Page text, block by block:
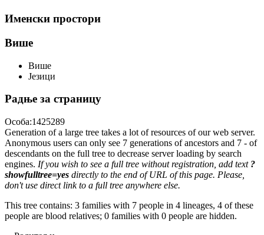
Именски простори
Више
Више
Језици
Радње за страницу
Особа:1425289
Generation of a large tree takes a lot of resources of our web server.
Anonymous users can only see 7 generations of ancestors and 7 - of
descendants on the full tree to decrease server loading by search
engines. If you wish to see a full tree without registration, add text ?
showfulltree=yes directly to the end of URL of this page. Please,
don't use direct link to a full tree anywhere else.
This tree contains: 3 families with 7 people in 4 lineages, 4 of these
people are blood relatives; 0 families with 0 people are hidden.